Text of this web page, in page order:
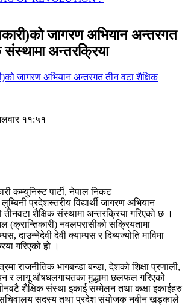
जागरण अभियान अन्तरगत
संस्थामा अन्तरक्रिया
११:५१
कम्युनिस्ट पार्टी, नेपाल निकट
प्रदेशस्तरीय विद्यार्थी जागरण अभियान
शैक्षिक संस्थामा अन्तरक्रिया गरिएको छ ।
(क्रान्तिकारी) नवलपरासीको सक्रियतामा
दाउन्नेदेवी देवी क्याम्पस र दिब्यज्योति माविमा
गरिएको हो ।
राजनीतिक भागबन्डा बन्डा, देशको शिक्षा प्रणाली,
र लागू औषधलगायतका मुद्धामा छलफल गरिएको
शैक्षिक संस्था इकाई सम्मेलन तथा कक्षा इकाईहरु
सचिवालय सदस्य तथा प्रदेश संयोजक नबीन खड्काले